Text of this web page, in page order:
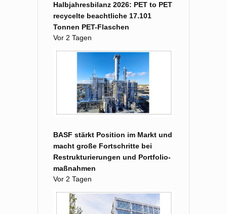
Halbjahresbilanz 2026: PET to PET
recycelte beachtliche 17.101
Tonnen PET-Flaschen
Vor 2 Tagen
BASF stärkt Position im Markt und
macht große Fort­schritte bei
Restruk­turierungen und Portfolio­
maß­nahmen
Vor 2 Tagen